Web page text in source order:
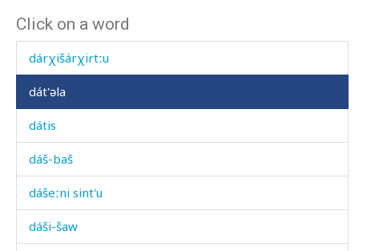
Click on a word
dárt'mus
dárχišárχirtːu
dát'əla
dátis
dáš-baš
dášeːni sint'u
dáši-šaw